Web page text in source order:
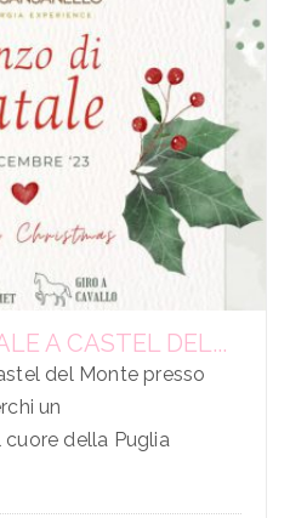
A CASTEL DEL...
del Monte presso
un
della Puglia